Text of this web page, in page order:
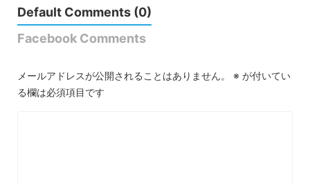
Default Comments (0)
Facebook Comments
メールアドレスが公開されることはありません。 ※ が付いてい
る欄は必須項目です